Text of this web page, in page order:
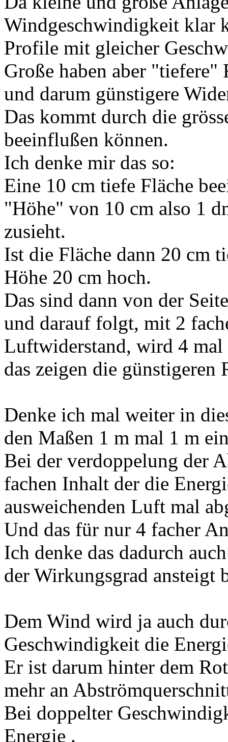
Windgeschwindigkeit klar
Profile mit gleicher
Große haben aber "tiefere"
und darum günstigere
Das kommt durch die
beeinflußen können.
Ich denke mir das so:
Eine 10 cm tiefe Fläche
"Höhe" von 10 cm also 1
zusieht.
Ist die Fläche dann 20 cm
Höhe 20 cm hoch.
Das sind dann von der
und darauf folgt, mit 2
Luftwiderstand, wird 4
das zeigen die günstigeren
Denke ich mal weiter in
den Maßen 1 m mal 1 m
Bei der verdoppelung der
fachen Inhalt der die
ausweichenden Luft mal
Und das für nur 4 facher
Ich denke das dadurch
der Wirkungsgrad ansteigt
Dem Wind wird ja auch
Geschwindigkeit die
Er ist darum hinter dem
mehr an
Bei doppelter
Energie .